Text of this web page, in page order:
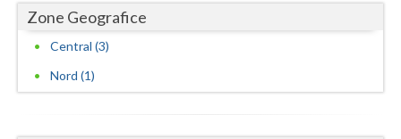
Valcea
Vaslui
Vrancea
Zone Geografice
Central (3)
Nord (1)